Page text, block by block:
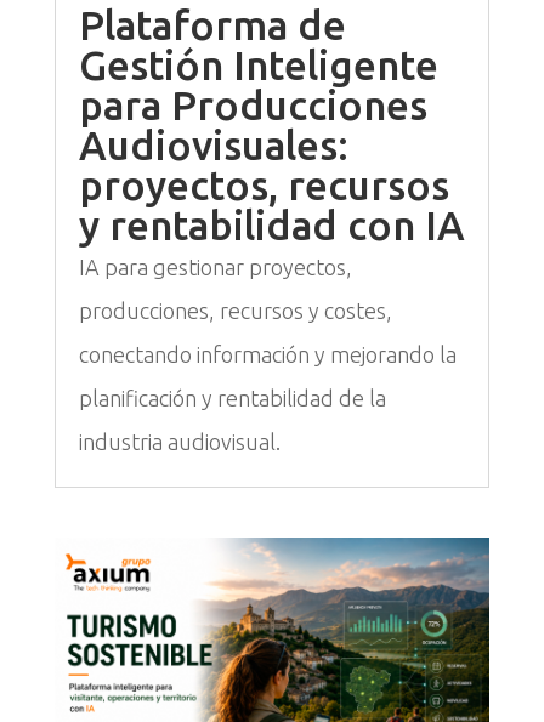
Plataforma de
Gestión Inteligente
para Producciones
Audiovisuales:
proyectos, recursos
y rentabilidad con IA
IA para gestionar proyectos,
producciones, recursos y costes,
conectando información y mejorando la
planificación y rentabilidad de la
industria audiovisual.